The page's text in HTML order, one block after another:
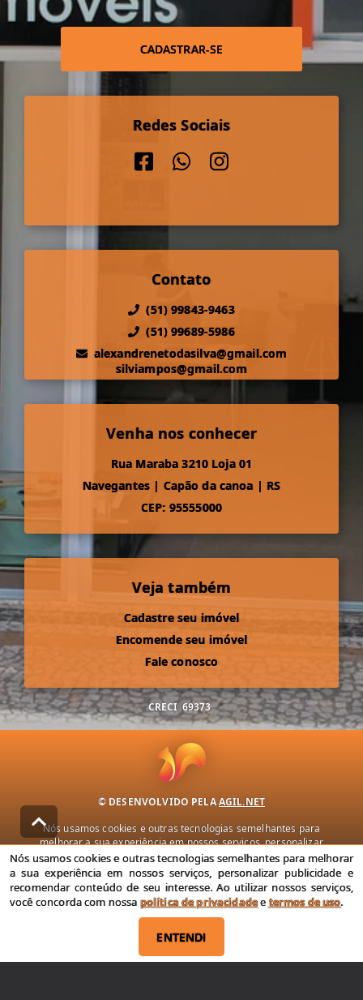
CADASTRAR-SE
Redes Sociais
Contato
(51) 99843-9463
(51) 99689-5986
alexandrenetodasilva@gmail.com
silviampos@gmail.com
Venha nos conhecer
Rua Maraba 3210 Loja 01
Navegantes | Capão da canoa | RS
CEP: 95555000
Veja também
Cadastre seu imóvel
Encomende seu imóvel
Fale conosco
CRECI 69373
© DESENVOLVIDO PELAAGIL.NET
Nós usamos cookies e outras tecnologias semelhantes para
melhorar a sua experiência em nossos serviços, personalizar
publicidade e recomendar conteúdo de seu interesse. Ao utilizar
nossos serviços, você concorda com nossa política de privacidade e
termos de uso.
Política de Privacidade Termos de uso
Nós usamos cookies e outras tecnologias semelhantes para melhorar
a sua experiência em nossos serviços, personalizar publicidade e
recomendar conteúdo de seu interesse. Ao utilizar nossos serviços,
você concorda com nossa política de privacidadeetermos de uso.
ENTENDI